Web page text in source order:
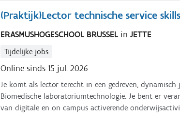
(Praktijk)Lector technische service
ERASMUSHOGESCHOOL BRUSSEL inJETTE
Tijdelijke jobs
Online sinds 15 jul. 2026
Je komt als lector terecht in een gedreven,
Biomedische laboratoriumtechnologie. Je bent er
van digitale en on campus activerende